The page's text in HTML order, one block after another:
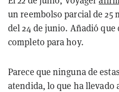
un reembolso parcial de 25
del 24 de junio. Añadió que
completo para hoy.
Parece que ninguna de
atendida, lo que ha llevado